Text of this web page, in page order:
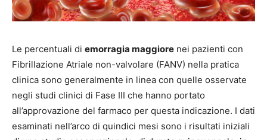
Le percentuali di emorragia maggiore nei pazienti con
Fibrillazione Atriale non-valvolare (FANV) nella pratica
clinica sono generalmente in linea con quelle osservate
negli studi clinici di Fase III che hanno portato
all’approvazione del farmaco per questa indicazione. I dati
esaminati nell’arco di quindici mesi sono i risultati iniziali